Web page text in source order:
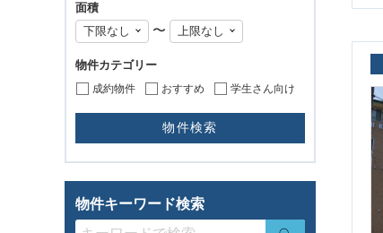
面積
〜
物件カテゴリー
成約物件 おすすめ 学生さん向け
物件キーワード検索